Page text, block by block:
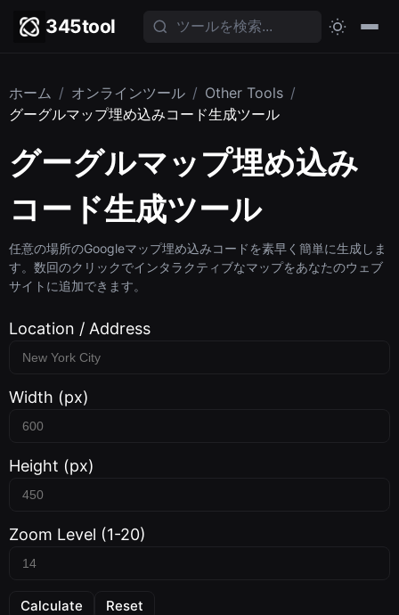
345tool
ホーム / オンラインツール / Other Tools /
グーグルマップ埋め込みコード生成ツール
グーグルマップ埋め込み
コード生成ツール
任意の場所のGoogleマップ埋め込みコードを素早く簡単に生成しま
す。数回のクリックでインタラクティブなマップをあなたのウェブ
サイトに追加できます。
Location / Address
Width (px)
Height (px)
Zoom Level (1-20)
Calculate Reset